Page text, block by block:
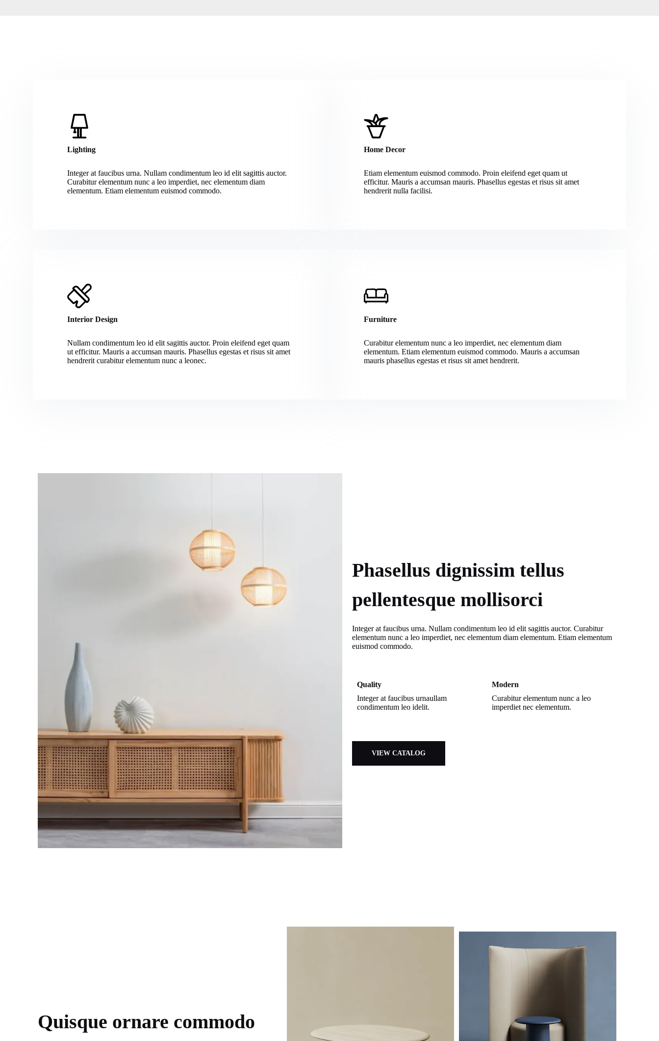
Lighting
Integer at faucibus urna. Nullam condimentum leo id elit sagittis auctor.
Curabitur elementum nunc a leo imperdiet, nec elementum diam
elementum. Etiam elementum euismod commodo.
Home Decor
Etiam elementum euismod commodo. Proin eleifend eget quam ut
efficitur. Mauris a accumsan mauris. Phasellus egestas et risus sit amet
hendrerit nulla facilisi.
Interior Design
Nullam condimentum leo id elit sagittis auctor. Proin eleifend eget quam
ut efficitur. Mauris a accumsan mauris. Phasellus egestas et risus sit amet
hendrerit curabitur elementum nunc a leonec.
Furniture
Curabitur elementum nunc a leo imperdiet, nec elementum diam
elementum. Etiam elementum euismod commodo. Mauris a accumsan
mauris phasellus egestas et risus sit amet hendrerit.
Phasellus dignissim tellus
pellentesque mollisorci
Integer at faucibus urna. Nullam condimentum leo id elit sagittis auctor. Curabitur
elementum nunc a leo imperdiet, nec elementum diam elementum. Etiam elementum
euismod commodo.
Quality
Integer at faucibus urnaullam
condimentum leo idelit.
Modern
Curabitur elementum nunc a leo
imperdiet nec elementum.
VIEW CATALOG
Quisque ornare commodo